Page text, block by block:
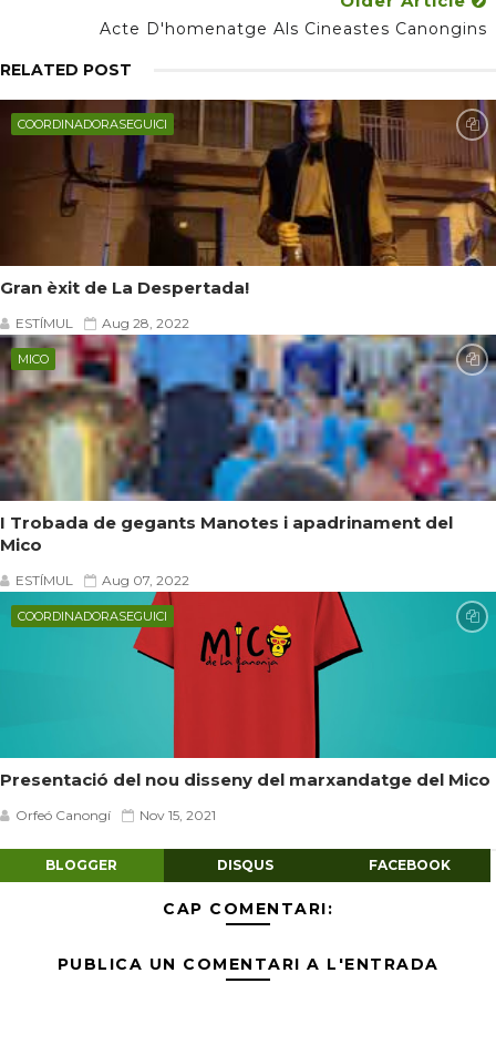
Acte D'homenatge Als Cineastes Canongins
RELATED POST
COORDINADORASEGUICI
Gran èxit de La Despertada!
ESTÍMUL Aug 28, 2022
MICO
I Trobada de gegants Manotes i apadrinament del
Mico
ESTÍMUL Aug 07, 2022
COORDINADORASEGUICI
Presentació del nou disseny del marxandatge del Mico
Orfeó Canongí Nov 15, 2021
BLOGGER DISQUS FACEBOOK
CAP COMENTARI:
PUBLICA UN COMENTARI A L'ENTRADA